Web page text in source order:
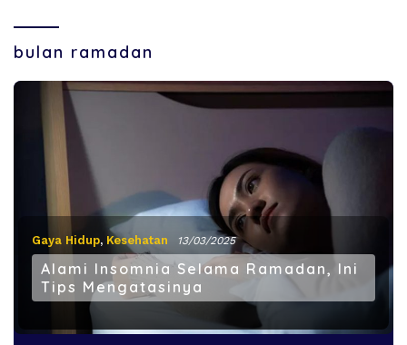
bulan ramadan
Gaya Hidup, Kesehatan 13/03/2025
Alami Insomnia Selama Ramadan, Ini
Tips Mengatasinya